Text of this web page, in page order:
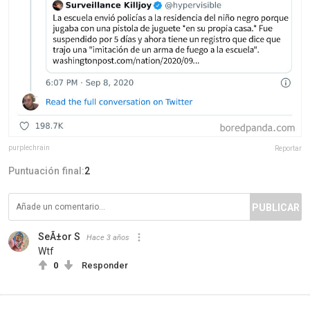
purplechrain Reportar
Puntuación final:2
PUBLICAR
SeÃ±or S Hace 3 años
Wtf
0 Responder